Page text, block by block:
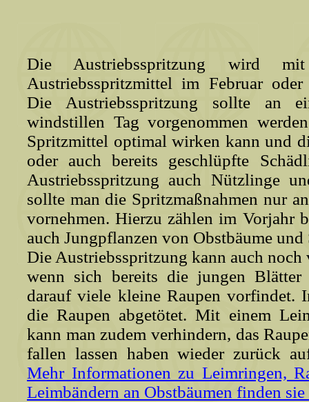
Die Austriebsspritzung wird
Austriebsspritzmittel im Februar
Die Austriebsspritzung sollte an
windstillen Tag vorgenommen
Spritzmittel optimal wirken kann und
oder auch bereits geschlüpfte
Austriebsspritzung auch Nützlinge
sollte man die Spritzmaßnahmen nur
vornehmen. Hierzu zählen im Vorjahr
auch Jungpflanzen von Obstbäume und
Die Austriebsspritzung kann auch noch
wenn sich bereits die jungen
darauf viele kleine Raupen vorfindet.
die Raupen abgetötet. Mit einem
kann man zudem verhindern, das
fallen lassen haben wieder zurück
Mehr Informationen zu Leimringen,
Leimbändern an Obstbäumen finden sie